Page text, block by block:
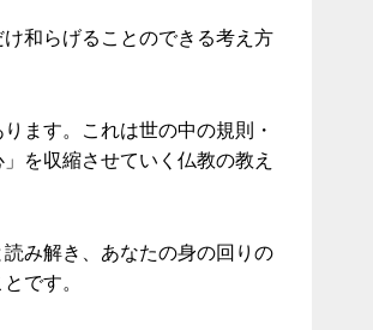
和らげることのできる考え方
ます。これは世の中の規則・
を収縮させていく仏教の教え
み解き、あなたの身の回りの
です。